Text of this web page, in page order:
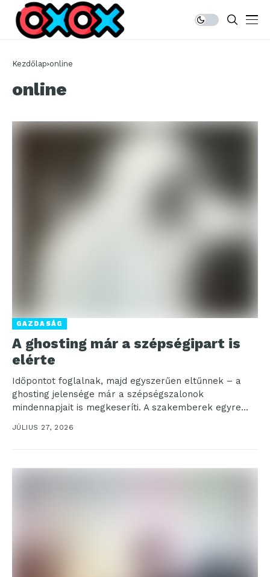
Kezdőlap online
online
GAZDASÁG
A ghosting már a szépségipart is
elérte
Időpontot foglalnak, majd egyszerűen eltűnnek – a
ghosting jelensége már a szépségszalonok
mindennapjait is megkeseríti. A szakemberek egyre
tehetetlenebbül nézik, ahogy a vendégek...
JÚLIUS 27, 2026